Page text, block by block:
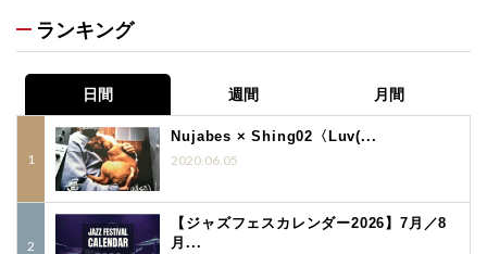
ランキング
日間 週間 月間
Nujabes × Shing02〈Luv(...
2020.06.05
【ジャズフェスカレンダー2026】7月／8
月...